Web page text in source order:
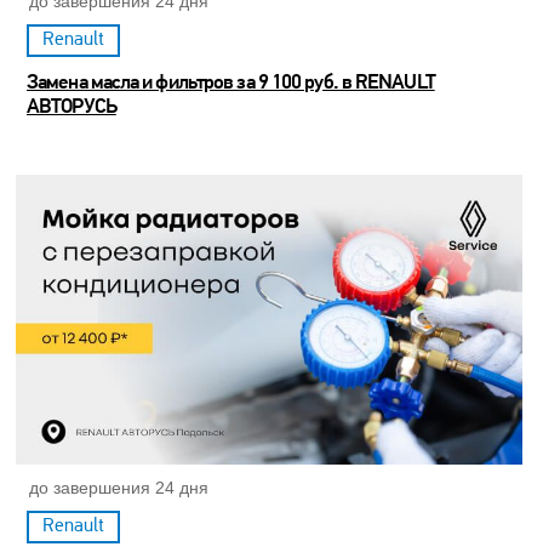
Renault
Замена масла и фильтров за 9 100 руб. в RENAULT
АВТОРУСЬ
до завершения 24 дня
Renault